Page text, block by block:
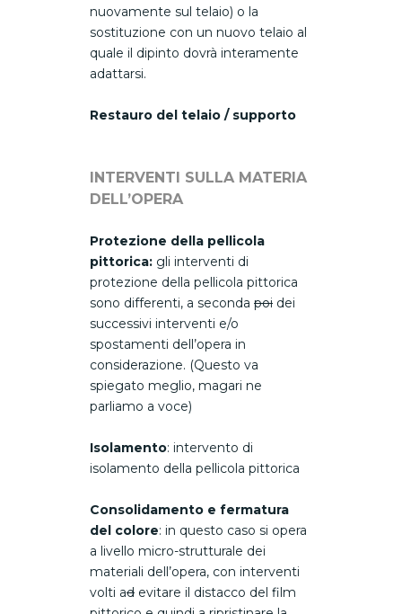
nuovamente sul telaio) o la
sostituzione con un nuovo telaio al
quale il dipinto dovrà interamente
adattarsi.
Restauro del telaio / supporto
INTERVENTI SULLA MATERIA
DELL’OPERA
Protezione della pellicola
pittorica: gli interventi di
protezione della pellicola pittorica
sono differenti, a seconda poi dei
successivi interventi e/o
spostamenti dell’opera in
considerazione. (Questo va
spiegato meglio, magari ne
parliamo a voce)
Isolamento: intervento di
isolamento della pellicola pittorica
Consolidamento e fermatura
del colore: in questo caso si opera
a livello micro-strutturale dei
materiali dell’opera, con interventi
volti ad evitare il distacco del film